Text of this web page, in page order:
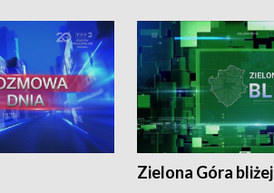
Zielona Góra bliżej